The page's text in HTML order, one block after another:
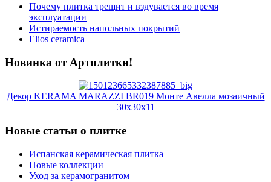
Почему плитка трещит и вздувается во время
эксплуатации
Истираемость напольных покрытий
Elios ceramica
Новинка от Артплитки!
Декор KERAMA MARAZZI BR019 Монте Авелла мозаичный
30х30х11
Новые статьи о плитке
Испанская керамическая плитка
Новые коллекции
Уход за керамогранитом